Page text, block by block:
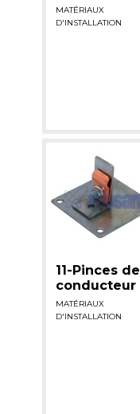
MATÉRIAUX
D'INSTALLATION
11-Pinces de
conducteur
MATÉRIAUX
D'INSTALLATION